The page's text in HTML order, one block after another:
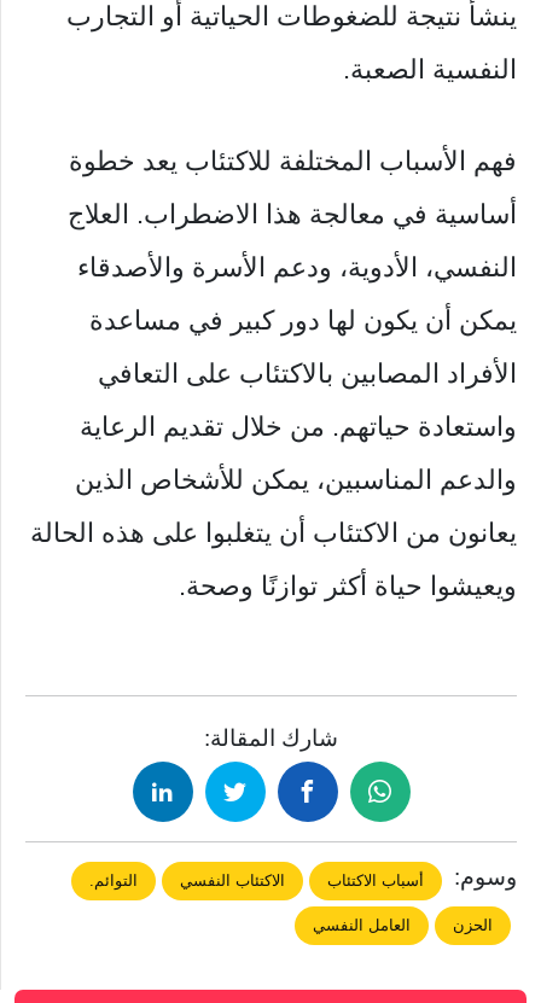
ينشأ نتيجة للضغوطات الحياتية أو التجارب
النفسية الصعبة.
فهم الأسباب المختلفة للاكتئاب يعد خطوة
أساسية في معالجة هذا الاضطراب. العلاج
النفسي، الأدوية، ودعم الأسرة والأصدقاء
يمكن أن يكون لها دور كبير في مساعدة
الأفراد المصابين بالاكتئاب على التعافي
واستعادة حياتهم. من خلال تقديم الرعاية
والدعم المناسبين، يمكن للأشخاص الذين
يعانون من الاكتئاب أن يتغلبوا على هذه الحالة
ويعيشوا حياة أكثر توازنًا وصحة.
شارك المقالة:
وسوم: أسباب الاكتئاب الاكتئاب النفسي التوائم.
الحزن العامل النفسي